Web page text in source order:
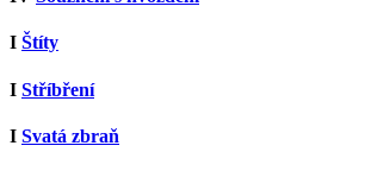
I Štíty
I Stříbření
I Svatá zbraň